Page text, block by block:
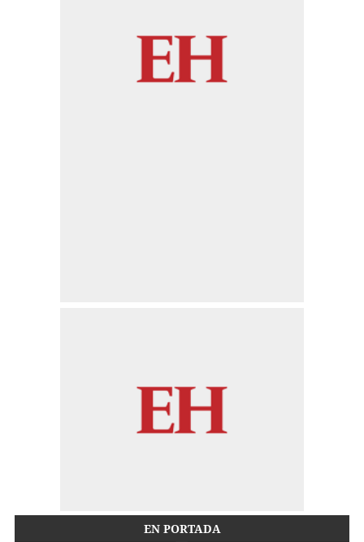
EN PORTADA